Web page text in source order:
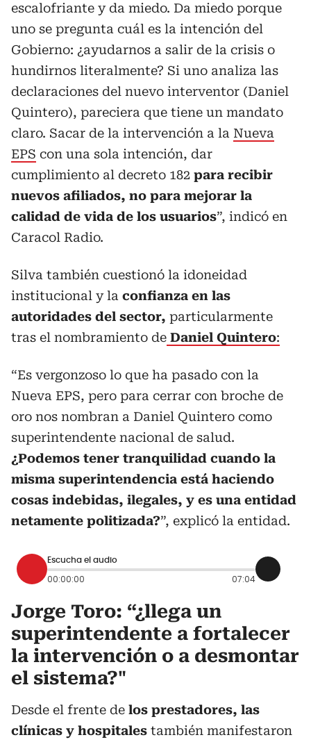
escalofriante y da miedo. Da miedo porque
uno se pregunta cuál es la intención del
Gobierno: ¿ayudarnos a salir de la crisis o
hundirnos literalmente? Si uno analiza las
declaraciones del nuevo interventor (Daniel
Quintero), pareciera que tiene un mandato
claro. Sacar de la intervención a la Nueva
EPS con una sola intención, dar
cumplimiento al decreto 182 para recibir
nuevos afiliados, no para mejorar la
calidad de vida de los usuarios”, indicó en
Caracol Radio.
Silva también cuestionó la idoneidad
institucional y la confianza en las
autoridades del sector, particularmente
tras el nombramiento de Daniel Quintero:
“Es vergonzoso lo que ha pasado con la
Nueva EPS, pero para cerrar con broche de
oro nos nombran a Daniel Quintero como
superintendente nacional de salud.
¿Podemos tener tranquilidad cuando la
misma superintendencia está haciendo
cosas indebidas, ilegales, y es una entidad
netamente politizada?”, explicó la entidad.
Escucha el audio
00:00:00 07:04
Jorge Toro: “¿llega un
superintendente a fortalecer
la intervención o a desmontar
el sistema?"
Desde el frente de los prestadores, las
clínicas y hospitales también manifestaron